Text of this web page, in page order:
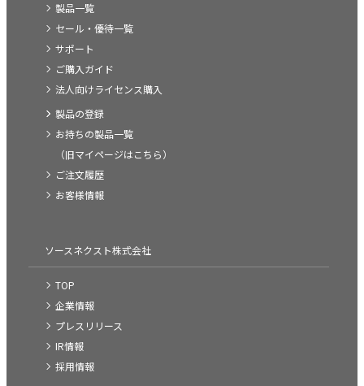
製品一覧
セール・優待一覧
サポート
ご購入ガイド
法人向けライセンス購入
製品の登録
お持ちの製品一覧
（旧マイページはこちら）
ご注文履歴
お客様情報
ソースネクスト株式会社
TOP
企業情報
プレスリリース
IR情報
採用情報